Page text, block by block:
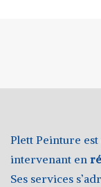
Plett Peinture est
intervenant en
Ses services